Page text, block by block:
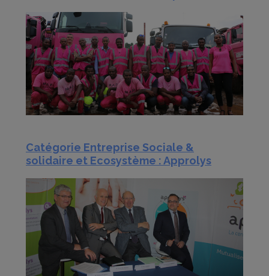
Catégorie Entreprise Sociale &
solidaire et Ecosystème : Approlys